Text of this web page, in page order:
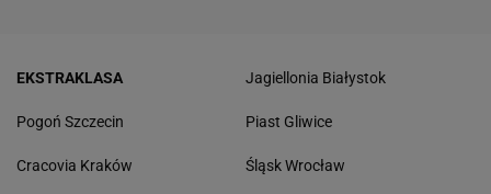
EKSTRAKLASA
Pogoń Szczecin
Cracovia Kraków
Jagiellonia Białystok
Piast Gliwice
Śląsk Wrocław